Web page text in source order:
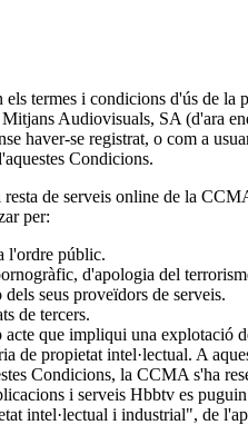
termes i condicions d'ús de
Audiovisuals, SA (d'ara
haver-se registrat, o com a
Condicions.
de serveis online de la
per:
l'ordre públic.
d'apologia del
seus proveïdors de serveis.
de tercers.
que impliqui una
de propietat intel·lectual. A
Condicions, la CCMA s'ha
i serveis Hbbtv es
intel·lectual i industrial", de